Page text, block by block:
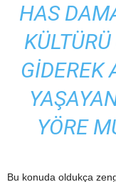
HAS
GIDEREK
YÖRE
Bu konuda oldukça